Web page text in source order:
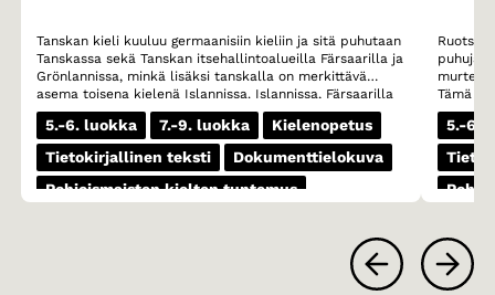
Tanskan kieli kuuluu germaanisiin kieliin ja sitä puhutaan
Tanskassa sekä Tanskan itsehallintoalueilla Färsaarilla ja
Grönlannissa, minkä lisäksi tanskalla on merkittävä
asema toisena kielenä Islannissa. Islannissa, Färsaarilla
ja Grönlannissa kaikkien koululaisten on opiskeltava
tanskaa vieraana kielenä. Erityisesti Färsaarilla tanskan
asema on vahva ja moni färsaarelaisnuori lukee jopa
mieluummin kirjoja tanskaksi kuin omalla äidinkielellään
fäärillä.
5.-6. luokka 7.-9. luokka
Kielenopetus
Tietokirjallinen teksti
Dokumenttielokuva
Pohjoismaisten kielten tuntemus
Ruotsi
Tämä
murteet
ovat
5.-6.